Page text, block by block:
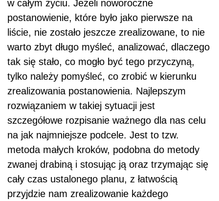
w całym życiu. Jeżeli noworoczne
postanowienie, które było jako pierwsze na
liście, nie zostało jeszcze zrealizowane, to nie
warto zbyt długo myśleć, analizować, dlaczego
tak się stało, co mogło być tego przyczyną,
tylko należy pomyśleć, co zrobić w kierunku
zrealizowania postanowienia. Najlepszym
rozwiązaniem w takiej sytuacji jest
szczegółowe rozpisanie ważnego dla nas celu
na jak najmniejsze podcele. Jest to tzw.
metoda małych kroków, podobna do metody
zwanej drabiną i stosując ją oraz trzymając się
cały czas ustalonego planu, z łatwością
przyjdzie nam zrealizowanie każdego